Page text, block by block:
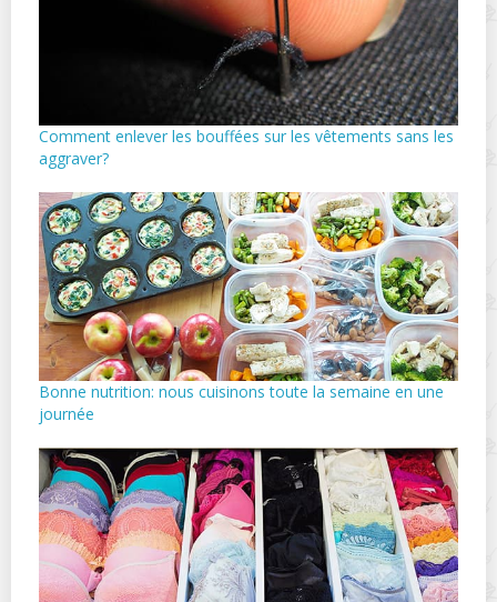
Comment enlever les bouffées sur les vêtements sans les
aggraver?
Bonne nutrition: nous cuisinons toute la semaine en une
journée